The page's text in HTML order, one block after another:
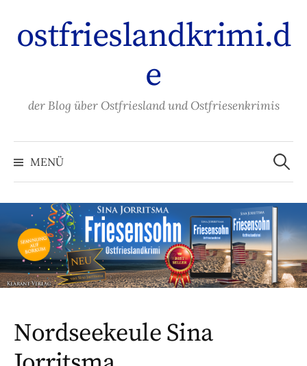
Inhalt
überspringen
ostfrieslandkrimi.d
e
der Blog über Ostfriesland und Ostfriesenkrimis
MENÜ
Suchen
nach:
Nordseekeule Sina